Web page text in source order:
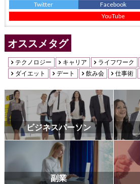
Twitter Facebook
YouTube
オススメタグ
テクノロジー キャリア ライフワーク
ダイエット
デート 飲み会 仕事術
ビジネスパーソン
副業